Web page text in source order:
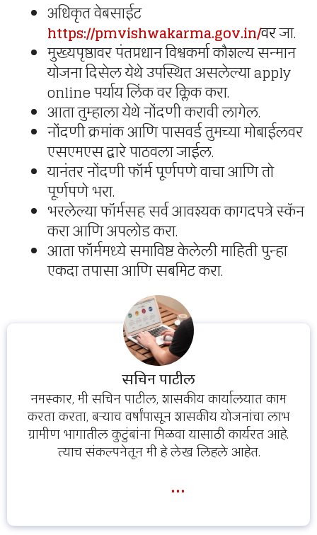
अधिकृत वेबसाईट
https://pmvishwakarma.gov.in/वरजा.
मुख्यपृष्ठावर पंतप्रधान विश्वकर्मा कौशल्य सन्मान
योजना दिसेल येथे उपस्थित असलेल्या apply
online पर्याय लिंक वर क्लिक करा.
आता तुम्हाला येथे नोंदणी करावी लागेल.
नोंदणी क्रमांक आणि पासवर्ड तुमच्या मोबाईलवर
एसएमएस द्वारे पाठवला जाईल.
यानंतर नोंदणी फॉर्म पूर्णपणे वाचा आणि तो
पूर्णपणे भरा.
भरलेल्या फॉर्मसह सर्व आवश्यक कागदपत्रे स्कॅन
करा आणि अपलोड करा.
आता फॉर्ममध्ये समाविष्ट केलेली माहिती पुन्हा
एकदा तपासा आणि सबमिट करा.
सचिन पाटील
नमस्कार, मी सचिन पाटील, शासकीय कार्यालयात काम
करता करता, बऱ्याच वर्षांपासून शासकीय योजनांचा लाभ
ग्रामीण भागातील कुटुंबांना मिळवा यासाठी कार्यरत आहे.
त्याच संकल्पनेतून मी हे लेख लिहले आहेत.
...